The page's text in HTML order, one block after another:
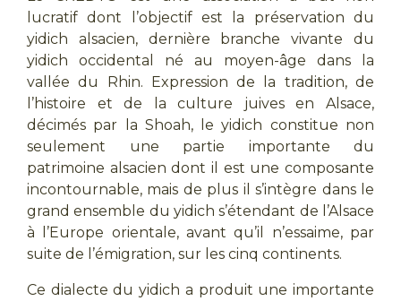
lucratif dont l’objectif est la préservation du
yidich alsacien, dernière branche vivante du
yidich occidental né au moyen-âge dans la
vallée du Rhin. Expression de la tradition, de
l’histoire et de la culture juives en Alsace,
décimés par la Shoah, le yidich constitue non
seulement une partie importante du
patrimoine alsacien dont il est une composante
incontournable, mais de plus il s’intègre dans le
grand ensemble du yidich s’étendant de l’Alsace
à l’Europe orientale, avant qu’il n’essaime, par
suite de l’émigration, sur les cinq continents.
Ce dialecte du yidich a produit une importante